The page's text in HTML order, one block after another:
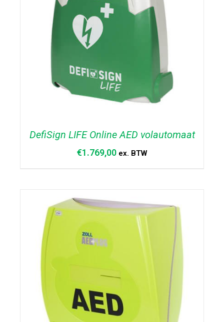
DETAILS
DefiSign LIFE Online AED volautomaat
€1.769,00 ex. BTW